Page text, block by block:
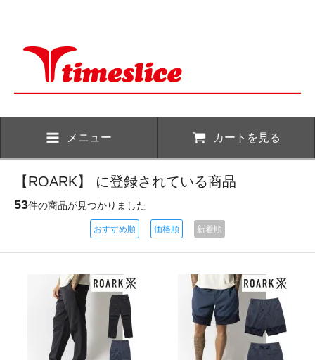
メニュー カートを見る
【ROARK】 に登録されている商品
53件の商品が見つかりました
おすすめ順 価格順 新着順